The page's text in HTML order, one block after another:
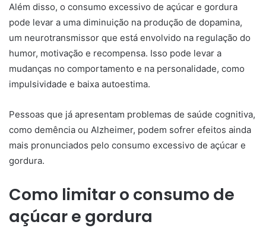
Além disso, o consumo excessivo de açúcar e gordura
pode levar a uma diminuição na produção de dopamina,
um neurotransmissor que está envolvido na regulação do
humor, motivação e recompensa. Isso pode levar a
mudanças no comportamento e na personalidade, como
impulsividade e baixa autoestima.
Pessoas que já apresentam problemas de saúde cognitiva,
como demência ou Alzheimer, podem sofrer efeitos ainda
mais pronunciados pelo consumo excessivo de açúcar e
gordura.
Como limitar o consumo de
açúcar e gordura